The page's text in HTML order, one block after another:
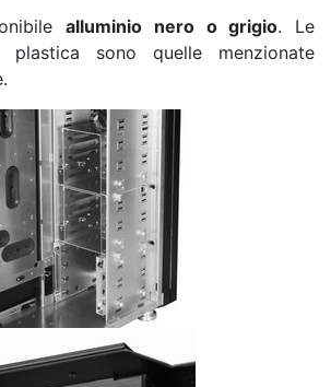
alluminio nero o grigio. Le
sono quelle menzionate